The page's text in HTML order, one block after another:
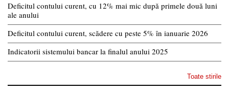
Deficitul contului curent, cu 12% mai mic după primele două luni
ale anului
Deficitul contului curent, scădere cu peste 5% în ianuarie 2026
Indicatorii sistemului bancar la finalul anului 2025
Toate stirile